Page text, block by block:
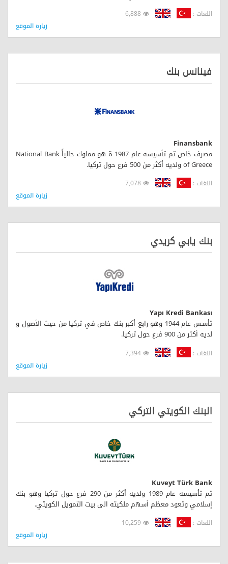
اللغات :
زيارة الموقع
فينانس بنك
Finansbank
مصرف خاص تم تأسيسه عام 1987 ة هو مملوك حالياً National Bank
of Greece ولديه أكثر من 500 فرع حول تركيا.
اللغات :
زيارة الموقع
بنك يابي كريدي
Yapı Kredi Bankası
تأسس عام 1944 وهو رابع أكبر بنك خاص في تركيا من حيث الأصول و
لديه أكثر من 900 فرع حول تركيا.
اللغات :
زيارة الموقع
البنك الكويتي التركي
Kuveyt Türk Bank
تم تأسيسه عام 1989 ولديه أكثر من 290 فرع حول تركيا وهو بنك
إسلامي وتعود معظم أسهم ملكيته الى بيت التمويل الكويتي.
اللغات :
زيارة الموقع